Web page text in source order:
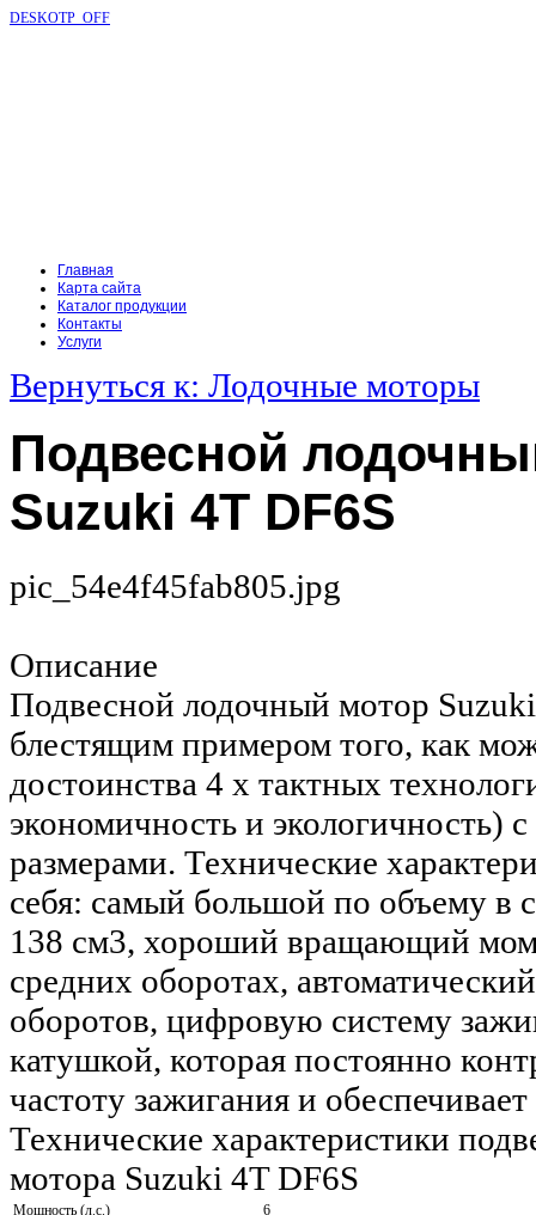
DESKOTP_OFF
Главная
Карта сайта
Каталог продукции
Контакты
Услуги
Вернуться к: Лодочные моторы
Подвесной
Suzuki 4T DF6S
pic_54e4f45fab805.jpg
Описание
Подвесной лодочный мотор Suzuki
блестящим примером того, как
достоинства 4 х тактных
экономичность и экологичность)
размерами. Технические
себя: самый большой по объему в
138 см3, хороший вращающий
средних оборотах,
оборотов, цифровую систему
катушкой, которая постоянно
частоту зажигания и
Технические характеристики
мотора Suzuki 4T DF6S
Мощность (л.с.)
6